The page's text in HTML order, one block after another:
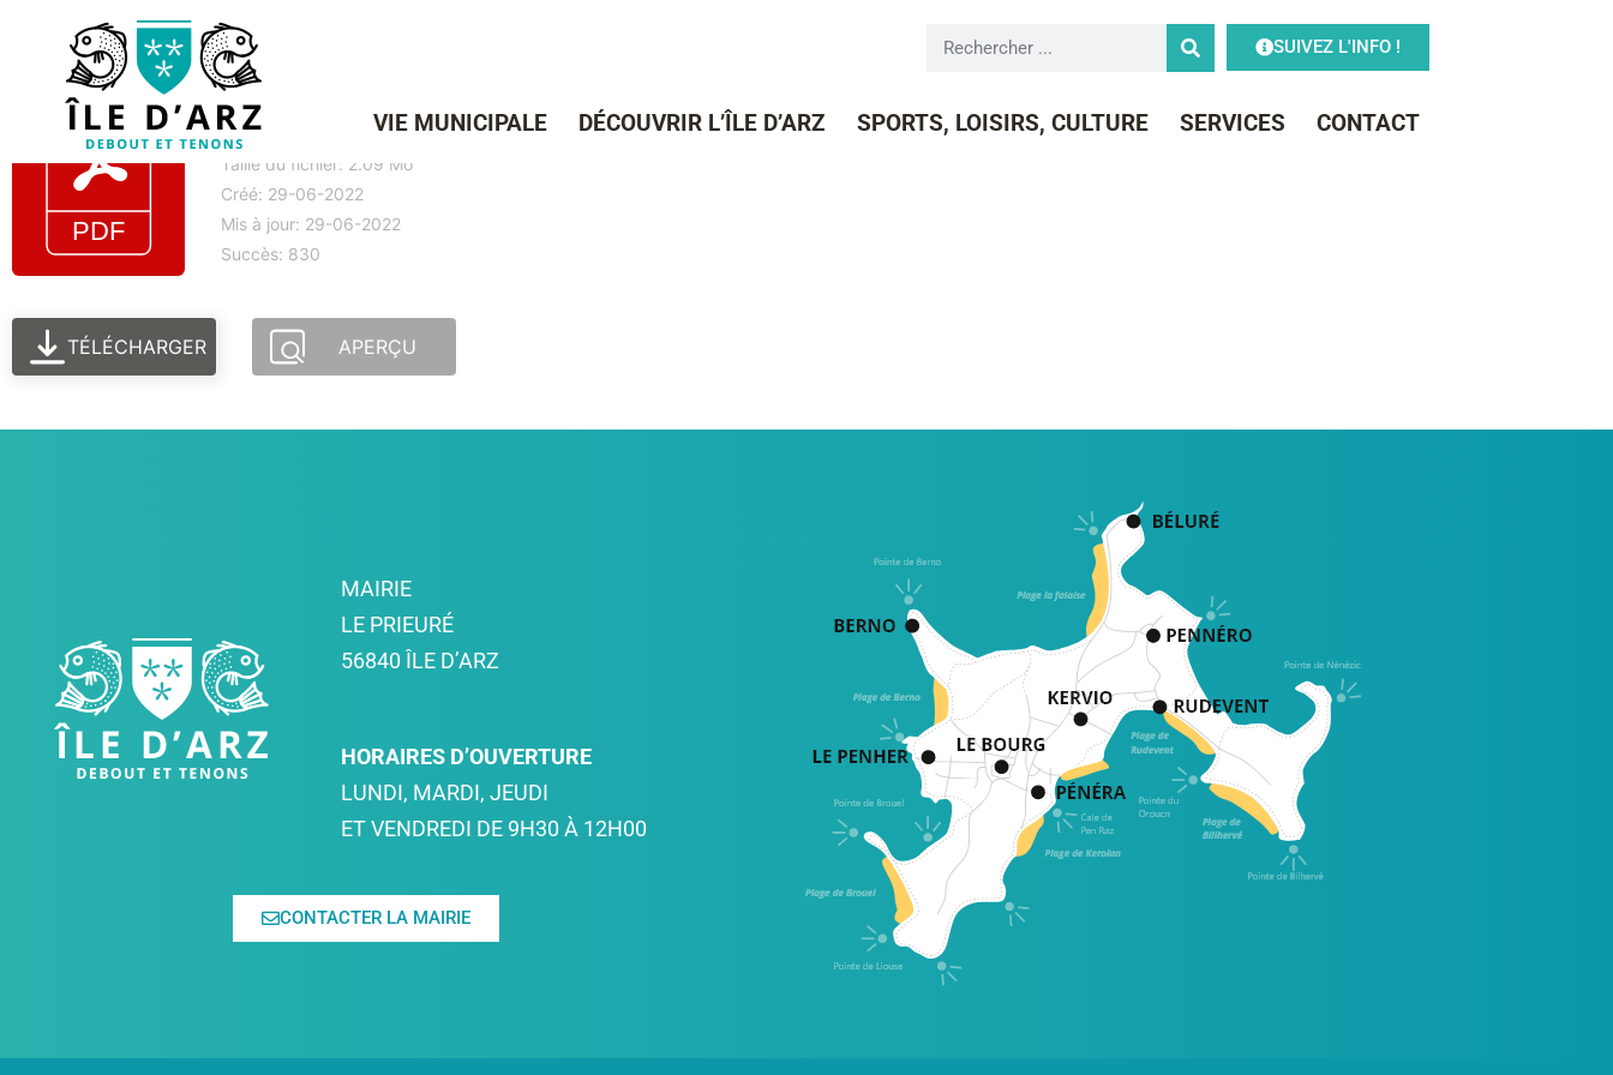
SUIVEZ L'INFO !
VIE MUNICIPALE DÉCOUVRIR L’ÎLE D’ARZ SPORTS, LOISIRS, CULTURE SERVICES CONTACT
COMPTE-RENDU DE CONSEIL-MUNICIPAL DU 19/10/2020
Taille du fichier: 2.09 Mo
Créé: 29-06-2022
Mis à jour: 29-06-2022
Succès: 830
TÉLÉCHARGER APERÇU
MAIRIE
LE PRIEURÉ
56840 ÎLE D’ARZ
HORAIRES D’OUVERTURE
LUNDI, MARDI, JEUDI
ET VENDREDI DE 9H30 À 12H00
CONTACTER LA MAIRIE